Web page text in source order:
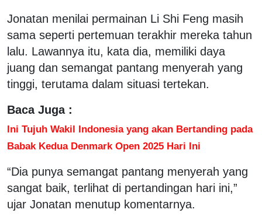
Jonatan menilai permainan Li Shi Feng masih
sama seperti pertemuan terakhir mereka tahun
lalu. Lawannya itu, kata dia, memiliki daya
juang dan semangat pantang menyerah yang
tinggi, terutama dalam situasi tertekan.
Baca Juga :
Ini Tujuh Wakil Indonesia yang akan Bertanding pada
Babak Kedua Denmark Open 2025 Hari Ini
“Dia punya semangat pantang menyerah yang
sangat baik, terlihat di pertandingan hari ini,”
ujar Jonatan menutup komentarnya.